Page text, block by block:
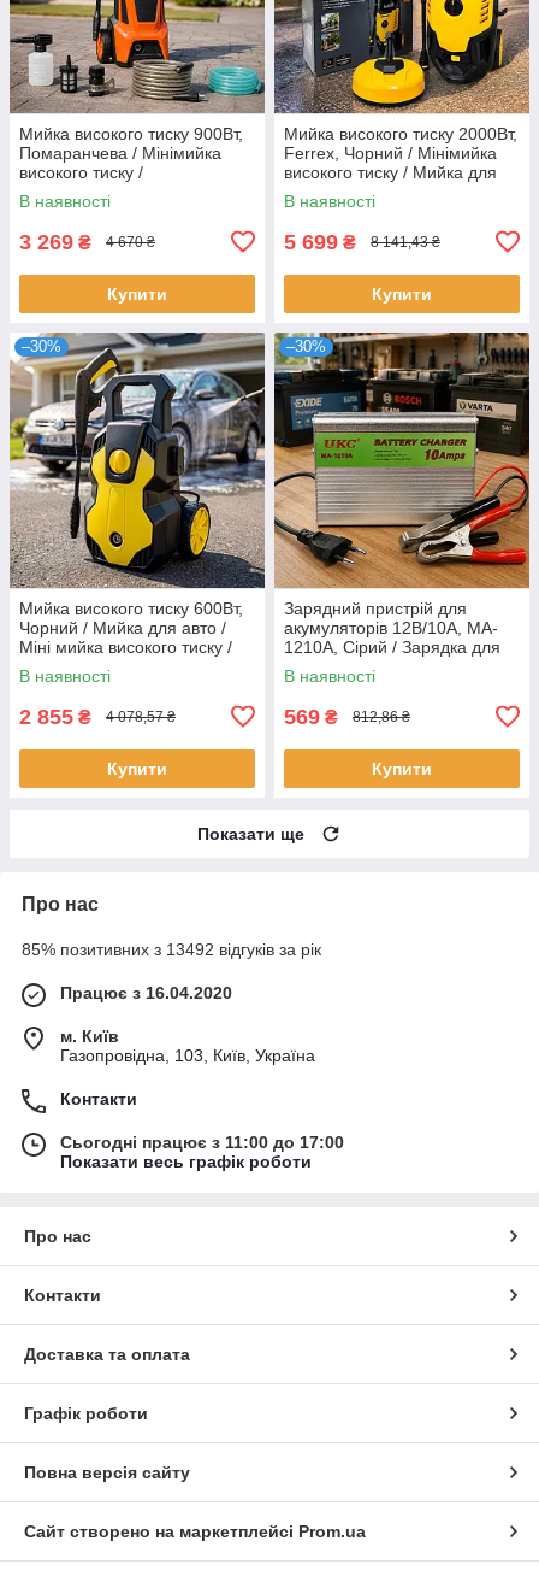
Мийка високого тиску 900Вт,
Помаранчева / Мінімийка
високого тиску /
Автомобільна мийка / Мийка
для авто
В наявності
3 269 ₴ 4 670 ₴
Купити
Мийка високого тиску 2000Вт,
Ferrex, Чорний / Мінімийка
високого тиску / Мийка для
авто
В наявності
5 699 ₴ 8 141,43 ₴
Купити
–30%
Мийка високого тиску 600Вт,
Чорний / Мийка для авто /
Міні мийка високого тиску /
Автомийка високого тиску
В наявності
2 855 ₴ 4 078,57 ₴
Купити
–30%
Зарядний пристрій для
акумуляторів 12В/10А, MA-
1210A, Сірий / Зарядка для
акумуляторів / Зарядне для
акумулятора
В наявності
569 ₴ 812,86 ₴
Купити
Показати ще
Про нас
85% позитивних з 13492 відгуків за рік
Працює з 16.04.2020
м. Київ
Газопровідна, 103, Київ, Україна
Контакти
Сьогодні працює з 11:00 до 17:00
Показати весь графік роботи
Про нас
Контакти
Доставка та оплата
Графік роботи
Повна версія сайту
Сайт створено на маркетплейсі Prom.ua